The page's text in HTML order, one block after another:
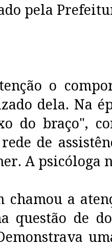
pela
o
dela. Na
do braço",
de
A psicóloga
chamou a
questão de